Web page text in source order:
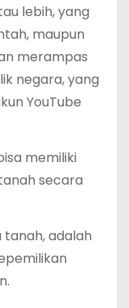
lebih, yang
maupun
merampas
negara, yang
YouTube
memiliki
secara
tanah, adalah